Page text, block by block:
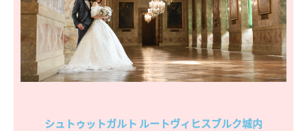
シュトゥットガルト ルートヴィヒスブルク城内